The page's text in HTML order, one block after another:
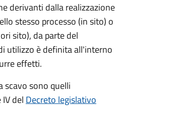
derivanti dalla realizzazione
stesso processo (in sito) o
sito), da parte del
utilizzo è definita all'interno
effetti.
scavo sono quelli
del Decreto legislativo